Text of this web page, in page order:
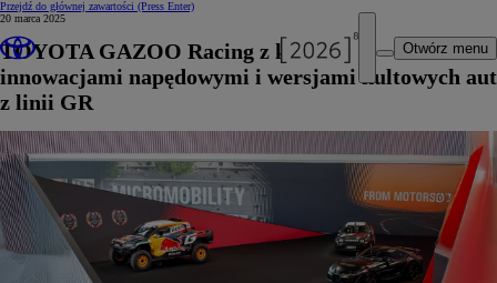
Przejdź do głównej zawartości (Press Enter)
Otwórz menu
20 marca 2025
TOYOTA GAZOO Racing z kolejnymi
innowacjami napędowymi i wersjami kultowych aut
z linii GR